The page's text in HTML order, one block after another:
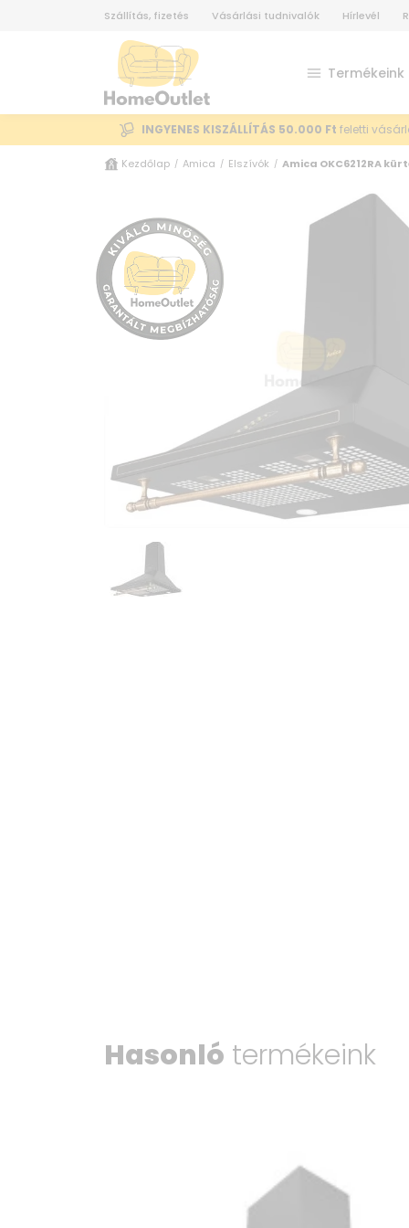
Szállítás, fizetés Vásárlási tudnivalók Hírlevél
Termékeink
INGYENES KISZÁLLÍTÁS 50.000 Ft feletti
Kezdőlap / Amica / Elszívók / Amica OKC6212RA
Hasonló termékeink